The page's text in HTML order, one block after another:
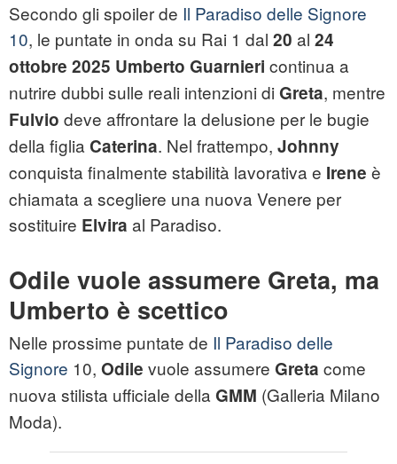
Secondo gli spoiler de Il Paradiso delle Signore
10, le puntate in onda su Rai 1 dal 20 al 24
ottobre 2025 Umberto Guarnieri continua a
nutrire dubbi sulle reali intenzioni di Greta, mentre
Fulvio deve affrontare la delusione per le bugie
della figlia Caterina. Nel frattempo, Johnny
conquista finalmente stabilità lavorativa e Irene è
chiamata a scegliere una nuova Venere per
sostituire Elvira al Paradiso.
Odile vuole assumere Greta, ma
Umberto è scettico
Nelle prossime puntate de Il Paradiso delle
Signore 10, Odile vuole assumere Greta come
nuova stilista ufficiale della GMM (Galleria Milano
Moda).